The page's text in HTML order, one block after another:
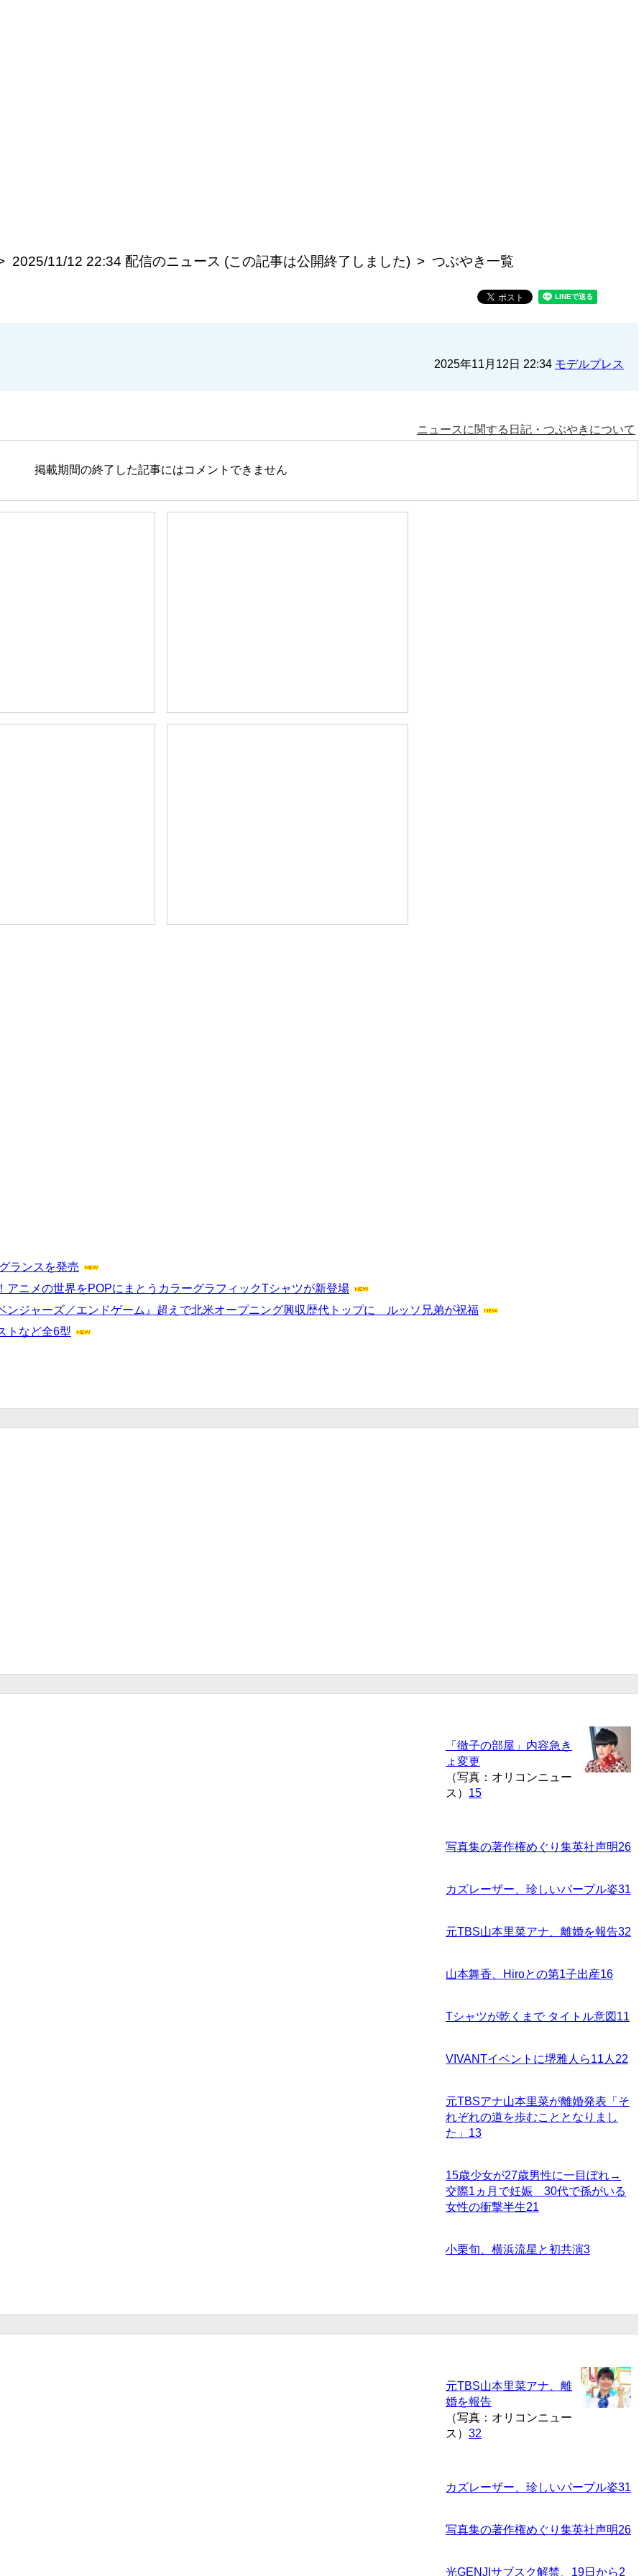
2025/11/12 22:34 配信のニュース (この記事は公開終了しました) つぶやき一覧
2025年11月12日 22:34 モデルプレス
ニュースに関する日記・つぶやきについて
掲載期間の終了した記事にはコメントできません
ランスを発売
アニメの世界をPOPにまとうカラーグラフィックTシャツが新登場
ンジャーズ／エンドゲーム』超えで北米オープニング興収歴代トップに ルッソ兄弟が祝福
トなど全6型
「徹子の部屋」内容急き
ょ変更
（写真：オリコンニュー
ス） 15
写真集の著作権めぐり集英社声明26
カズレーザー、珍しいパープル姿31
元TBS山本里菜アナ、離婚を報告32
山本舞香、Hiroとの第1子出産16
Tシャツが乾くまで タイトル意図 11
VIVANTイベントに堺雅人ら11人 22
元TBSアナ山本里菜が離婚発表「そ
れぞれの道を歩むこととなりまし
た」 13
15歳少女が27歳男性に一目ぼれ→
交際1ヵ月で妊娠 30代で孫がいる
女性の衝撃半生21
小栗旬、横浜流星と初共演3
元TBS山本里菜アナ、離
婚を報告
（写真：オリコンニュー
ス） 32
カズレーザー、珍しいパープル姿31
写真集の著作権めぐり集英社声明26
光GENJIサブスク解禁、19日から2